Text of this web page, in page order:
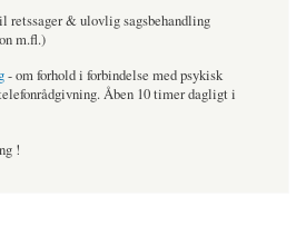
& ulovlig sagsbehandling
m.fl.)
- om forhold i forbindelse med psykisk
Åben 10 timer dagligt i
!